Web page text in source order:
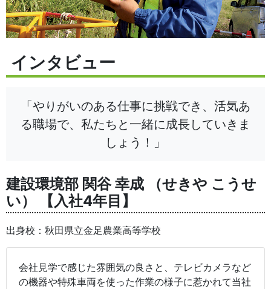
インタビュー
「やりがいのある仕事に挑戦でき、活気あ
る職場で、私たちと一緒に成長していきま
しょう！」
建設環境部 関谷 幸成 （せきや こうせ
い） 【入社4年目】
出身校：秋田県立金足農業高等学校
会社見学で感じた雰囲気の良さと、テレビカメラなど
の機器や特殊車両を使った作業の様子に惹かれて当社